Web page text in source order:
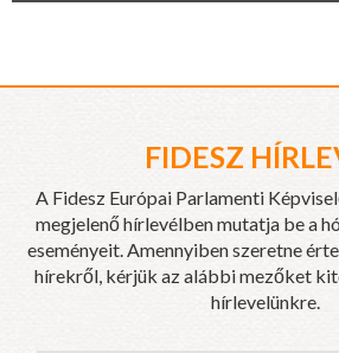
FIDESZ
A Fidesz Európai Parlamenti
megjelenő hírlevélben mutatja be a
eseményeit. Amennyiben szeretne
hírekről, kérjük az alábbi mezőket
hírlevelünkre.